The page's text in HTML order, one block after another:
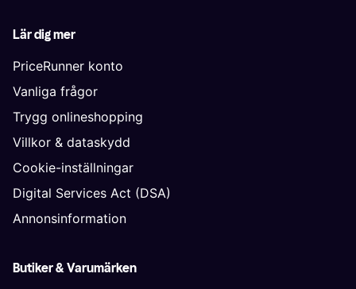
Lär dig mer
PriceRunner konto
Vanliga frågor
Trygg onlineshopping
Villkor & dataskydd
Cookie-inställningar
Digital Services Act (DSA)
Annonsinformation
Butiker & Varumärken